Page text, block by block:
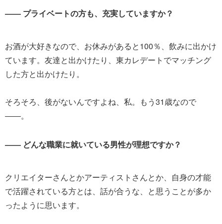
―― プライベートの方も、充実していますか？
お酒が大好きなので、お休みがあると100％、飲みに出かけ
ています。友達と出かけたり、東カレデートでマッチング
した方と出かけたり。
そろそろ、後がないんですよね、私。もう31歳なので
――。
―― どんな職業に就いている男性が理想ですか？
クリエイターさんとかアーティストさんとか、自身の才能
で活躍されている方とは、話が合うな、と思うことが多か
ったように思います。